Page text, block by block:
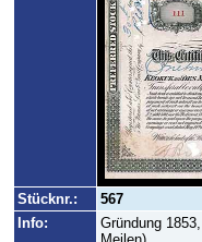
Stücknr.:
567
Info:
Gründung